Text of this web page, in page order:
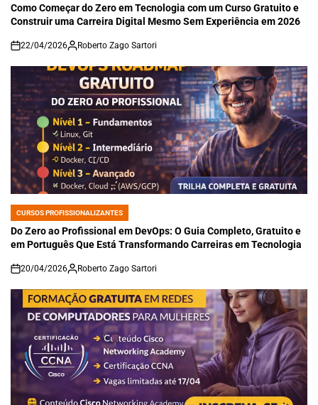
IN
Como Começar do Zero em Tecnologia com um Curso Gratuito e
Construir uma Carreira Digital Mesmo Sem Experiência em 2026
on
22/04/2026 Roberto Zago Sartori
POSTED
IN
CURSOS PROFISSIONALIZANTES
Do Zero ao Profissional em DevOps: O Guia Completo, Gratuito e
em Português Que Está Transformando Carreiras em Tecnologia
on
20/04/2026 Roberto Zago Sartori